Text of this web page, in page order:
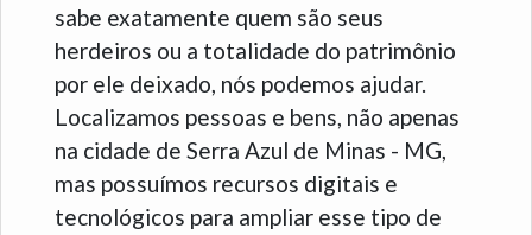
sabe exatamente quem são seus
herdeiros ou a totalidade do patrimônio
por ele deixado, nós podemos ajudar.
Localizamos pessoas e bens, não apenas
na cidade de Serra Azul de Minas - MG,
mas possuímos recursos digitais e
tecnológicos para ampliar esse tipo de